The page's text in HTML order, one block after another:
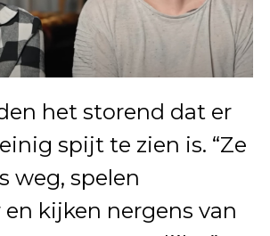
het storend dat er
spijt te zien is. “Ze
weg, spelen
kijken nergens van